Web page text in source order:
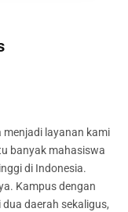
layanan kami
banyak mahasiswa
di Indonesia.
Kampus dengan
daerah sekaligus,